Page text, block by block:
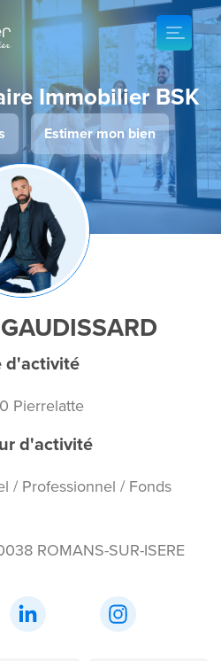
Immobilier BSK
Estimer mon bien
d'activité
Pierrelatte
d'activité
/ Professionnel / Fonds
ROMANS-SUR-ISERE